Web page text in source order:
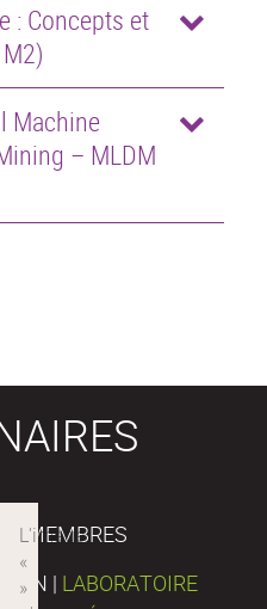
: Concepts et
Machine
– MLDM
MEMBRES
| LABORATOIRE